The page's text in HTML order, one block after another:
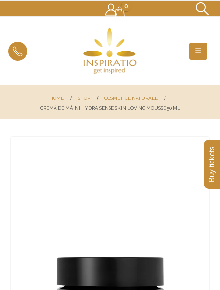
0
HOME SHOP
COSMETICE NATURALE
CREMĂ DE MÂINI HYDRA SENSE SKIN LOVING MOUSSE 50 ML
Buy tickets